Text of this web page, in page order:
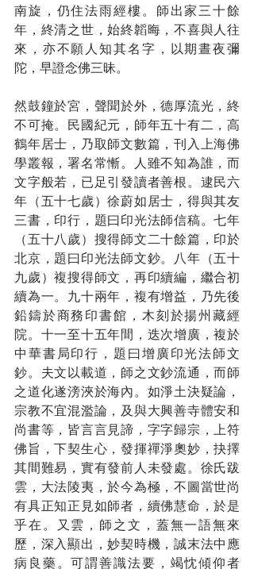
南旋，仍住法雨經樓。師出家三十餘
年，終清之世，始終韜晦，不喜與人往
來，亦不願人知其名字，以期晝夜彌
陀，早證念佛三昧。
然鼓鐘於宮，聲聞於外，德厚流光，終
不可掩。民國紀元，師年五十有二，高
鶴年居士，乃取師文數篇，刊入上海佛
學叢報，署名常慚。人雖不知為誰，而
文字般若，已足引發讀者善根。逮民六
年（五十七歲）徐蔚如居士，得與其友
三書，印行，題曰印光法師信稿。七年
（五十八歲）搜得師文二十餘篇，印於
北京，題曰印光法師文鈔。八年（五十
九歲）複搜得師文，再印續編，繼合初
續為一。九十兩年，複有增益，乃先後
鉛鑄於商務印書館，木刻於揚州藏經
院。十一至十五年間，迭次增廣，複於
中華書局印行，題曰增廣印光法師文
鈔。夫文以載道，師之文鈔流通，而師
之道化遂滂浹於海內。如淨土決疑論，
宗教不宜混濫論，及與大興善寺體安和
尚書等，皆言言見諦，字字歸宗，上符
佛旨，下契生心，發揮禪淨奧妙，抉擇
其間難易，實有發前人未發處。徐氏跋
雲，大法陵夷，於今為極，不圖當世尚
有具正知正見如師者，續佛慧命，於是
乎在。又雲，師之文，蓋無一語無來
歷，深入顯出，妙契時機，誠末法中應
病良藥。可謂善識法要，竭忱傾仰者